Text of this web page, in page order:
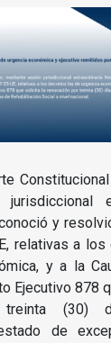
y
relativas a
y a la
Ejecutivo 878
treinta (30)
de